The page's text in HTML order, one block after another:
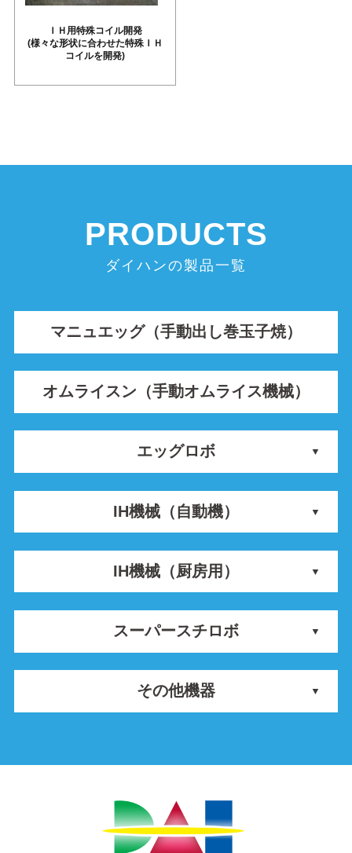
ＩＨ用特殊コイル開発
(様々な形状に合わせた特殊ＩＨ
コイルを開発)
ダイハンの製品一覧
マニュエッグ（手動出し巻玉子焼）
オムライスン（手動オムライス機械）
エッグロボ
IH機械（自動機）
IH機械（厨房用）
スーパースチロボ
その他機器